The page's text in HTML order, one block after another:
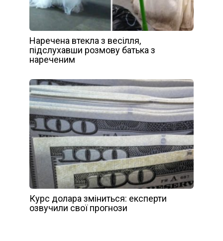
Наречена втекла з весілля,
підслухавши розмову батька з
нареченим
Курс долара зміниться: експерти
озвучили свої прогнози